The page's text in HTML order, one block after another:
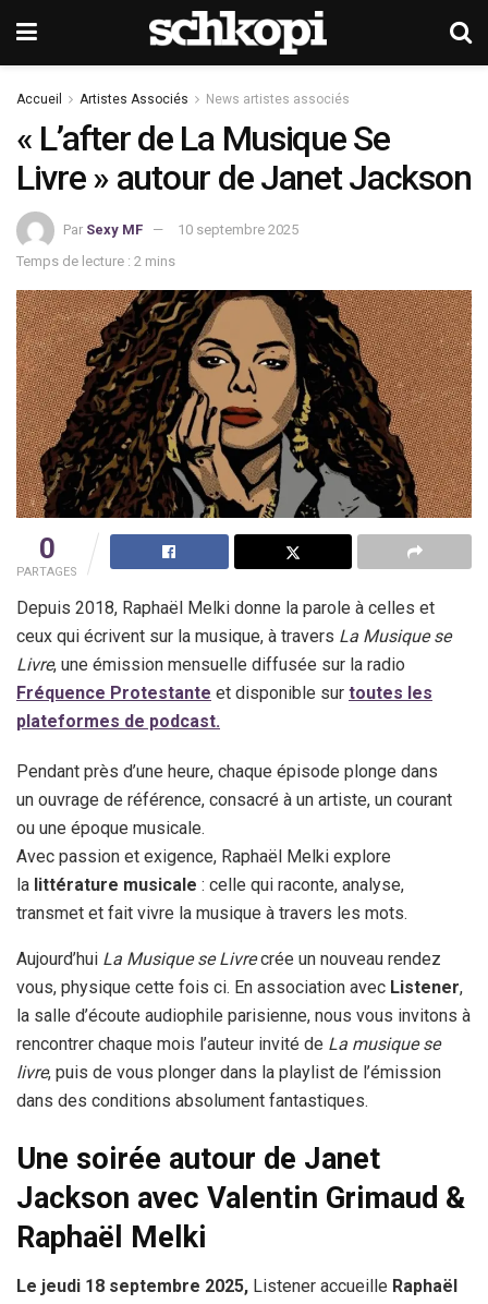
Accueil Artistes Associés News artistes associés
« L’after de La Musique Se
Livre » autour de Janet Jackson
Par Sexy MF
10 septembre 2025
Temps de lecture : 2 mins
0
PARTAGES
Depuis 2018, Raphaël Melki donne la parole à celles et
ceux qui écrivent sur la musique, à travers La Musique se
Livre, une émission mensuelle diffusée sur la radio
Fréquence Protestante et disponible sur toutes les
plateformes de podcast.
Pendant près d’une heure, chaque épisode plonge dans
un ouvrage de référence, consacré à un artiste, un courant
ou une époque musicale.
Avec passion et exigence, Raphaël Melki explore
la littérature musicale : celle qui raconte, analyse,
transmet et fait vivre la musique à travers les mots.
Aujourd’hui La Musique se Livrecrée un nouveau rendez
vous, physique cette fois ci. En association avec Listener,
la salle d’écoute audiophile parisienne, nous vous invitons à
rencontrer chaque mois l’auteur invité de La musique se
livre, puis de vous plonger dans la playlist de l’émission
dans des conditions absolument fantastiques.
Une soirée autour de Janet
Jackson avec Valentin Grimaud &
Raphaël Melki
Le jeudi 18 septembre 2025, Listener accueille Raphaël